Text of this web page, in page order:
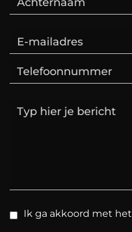
Ik ga akkoord met het